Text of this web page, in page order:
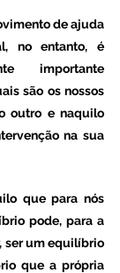
no entanto, é
importante
são os nossos
outro e naquilo
na sua
pode, para a
ser um equilíbrio
que a própria